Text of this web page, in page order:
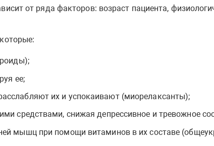
от ряда факторов: возраст пациента,
ее;
их и успокаивают (миорелаксанты);
средствами, снижая депрессивное и тревожное
мышц при помощи витаминов в их составе